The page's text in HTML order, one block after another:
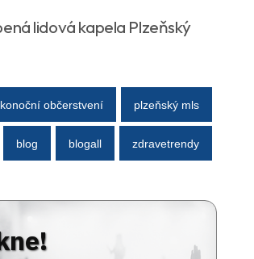
lidová kapela Plzeňský
občerstvení plzeňský mls
blog blogall zdravetrendy